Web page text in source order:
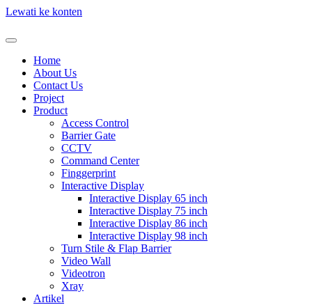
Lewati ke konten
Home
About Us
Contact Us
Project
Product
Access Control
Barrier Gate
CCTV
Command Center
Finggerprint
Interactive Display
Interactive Display 65 inch
Interactive Display 75 inch
Interactive Display 86 inch
Interactive Display 98 inch
Turn Stile & Flap Barrier
Video Wall
Videotron
Xray
Artikel